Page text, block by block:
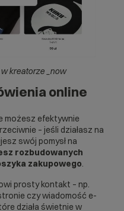
kreatorze _now
online
możesz efektywnie
– jeśli działasz na
swój pomysł na
rozbudowanych
zakupowego.
prosty kontakt – np.
czy wiadomość e-
działa świetnie w